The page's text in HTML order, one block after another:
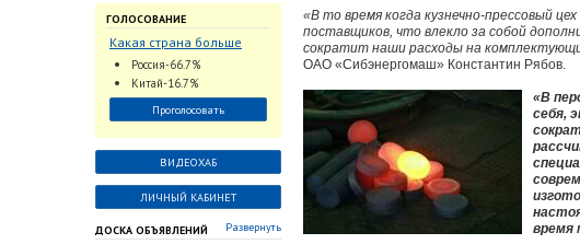
ГОЛОСОВАНИЕ
Какая страна больше
всего поставляет
трубопроводную
арматуру в химическую
отрасль?
Россия-66.7%
Китай-16.7%
Проголосовать
ВИДЕОХАБ
ЛИЧНЫЙ КАБИНЕТ
ДОСКА ОБЪЯВЛЕНИЙ Развернуть
«В то время когда кузнечно-прессовый
поставщиков, что влекло за собой
сократит наши расходы на
ОАО «Сибэнергомаш» Константин Рябов.
«В
себя,
время